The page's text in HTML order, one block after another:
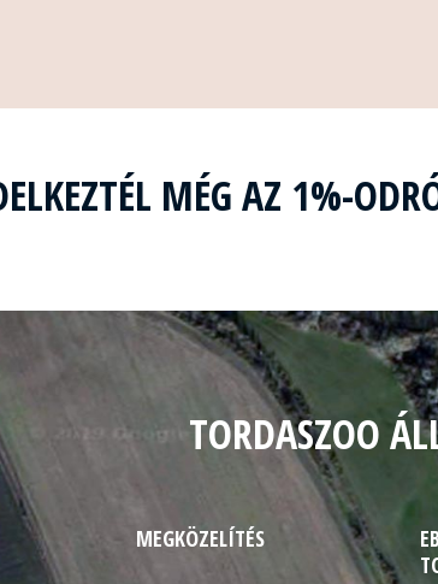
MÉG AZ 1%-
TORDASZOO
MEGKÖZELÍTÉS